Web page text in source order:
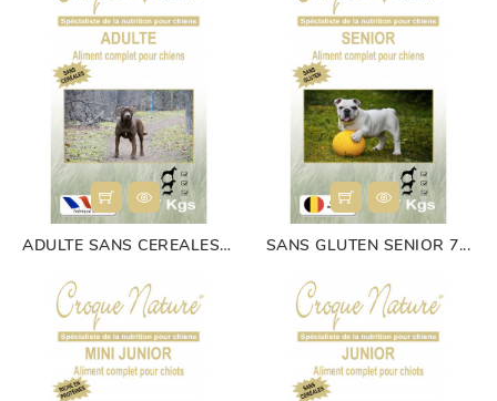
ADULTE SANS CEREALES 7... SANS GLUTEN SENIOR 7...